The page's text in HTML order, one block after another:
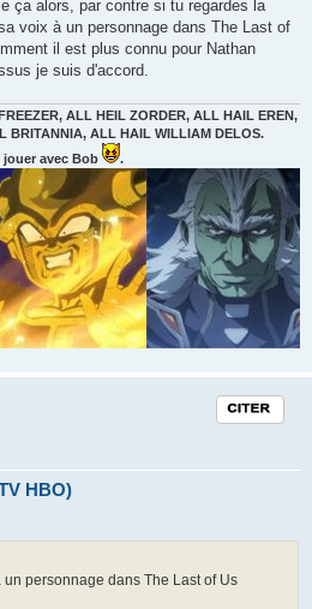
ça alors, par contre si tu regardes la
voix à un personnage dans The Last of
il est plus connu pour Nathan
je suis d'accord.
ALL HEIL ZORDER, ALL HAIL EREN,
BRITANNIA, ALL HAIL WILLIAM DELOS.
jouer avec Bob
.
HBO)
Citation
personnage dans The Last of Us